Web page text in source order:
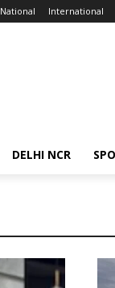
National International
DELHI NCR